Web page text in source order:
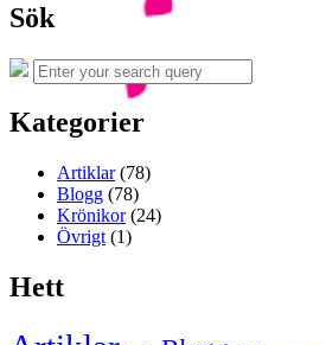
Sök
Search
for:
Search
Kategorier
Artiklar(78)
Blogg (78)
Krönikor(24)
Övrigt (1)
Hett